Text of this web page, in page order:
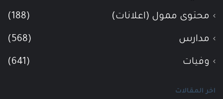
محتوى ممول (اعلانات) (188)
مدارس (568)
وفيات (641)
اخر المقالات